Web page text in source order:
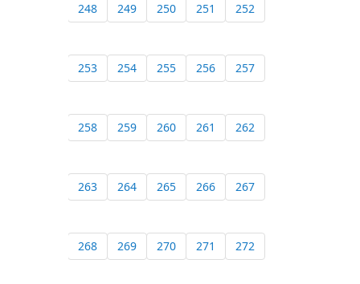
248 249 250 251 252
253 254 255 256 257
258 259 260 261 262
263 264 265 266 267
268 269 270 271 272